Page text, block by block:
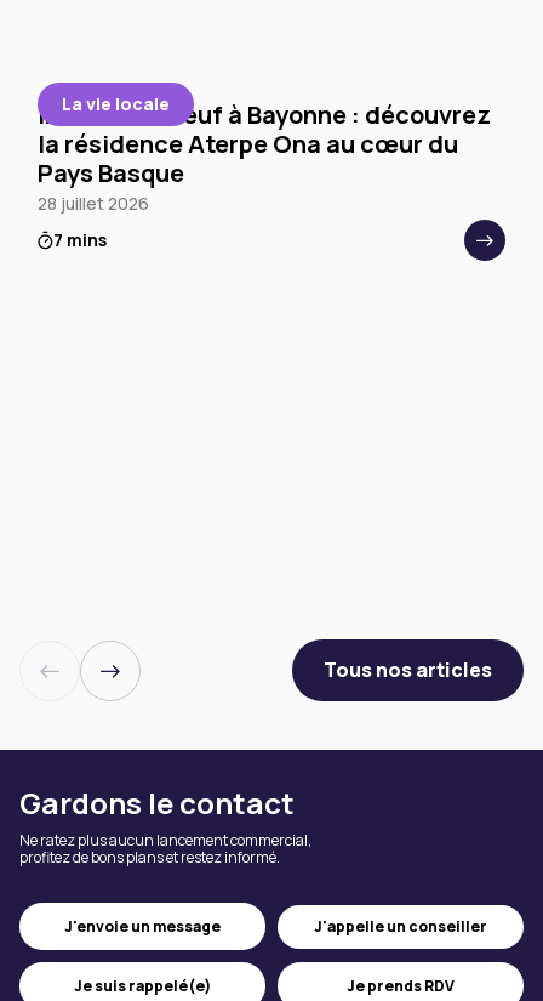
Tous nos articles
La vie locale
Immobilier neuf à Bayonne : découvrez
la résidence Aterpe Ona au cœur du
Pays Basque
28 juillet 2026
7 mins
Gardons le contact
Ne ratez plus aucun lancement commercial,
profitez de bons plans et restez informé.
J'envoie un message J'appelle un conseiller
Je suis rappelé(e) Je prends RDV